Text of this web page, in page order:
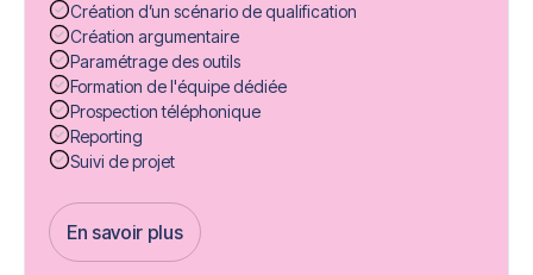
Création d’un scénario de qualification
Création argumentaire
Paramétrage des outils
Formation de l'équipe dédiée
Prospection téléphonique
Reporting
Suivi de projet
En savoir plus
Get Started